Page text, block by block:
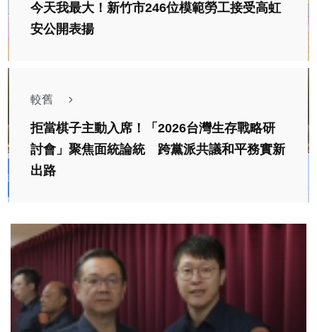
今天我最大！新竹市246位模範勞工接受高虹
安公開表揚
較舊
拒當棋子主動入席！「2026台灣生存戰略研
討會」聚焦面統論統 跨黨派共議和平務實新
出路